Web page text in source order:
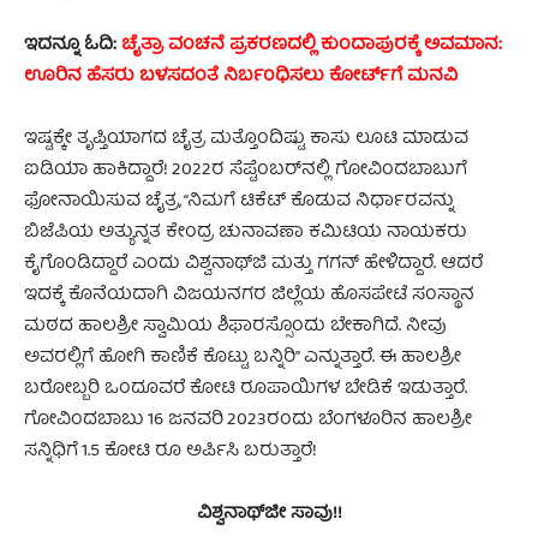
ಇದನ್ನೂ ಓದಿ:ಚೈತ್ರಾ ವಂಚನೆ ಪ್ರಕರಣದಲ್ಲಿ ಕುಂದಾಪುರಕ್ಕೆ ಅವಮಾನ:
ಊರಿನ ಹೆಸರು ಬಳಸದಂತೆ ನಿರ್ಬಂಧಿಸಲು ಕೋರ್ಟ್‌ಗೆ ಮನವಿ
ಇಷ್ಟಕ್ಕೇ ತೃಪ್ತಿಯಾಗದ ಚೈತ್ರ ಮತ್ತೊಂದಿಷ್ಟು ಕಾಸು ಲೂಟಿ ಮಾಡುವ
ಐಡಿಯಾ ಹಾಕಿದ್ದಾರೆ! 2022ರ ಸೆಪ್ಟೆಂಬರ್‌ನಲ್ಲಿ ಗೋವಿಂದಬಾಬುಗೆ
ಫೋನಾಯಿಸುವ ಚೈತ್ರ, “ನಿಮಗೆ ಟಿಕೆಟ್ ಕೊಡುವ ನಿರ್ಧಾರವನ್ನು
ಬಿಜೆಪಿಯ ಅತ್ಯುನ್ನತ ಕೇಂದ್ರ ಚುನಾವಣಾ ಕಮಿಟಿಯ ನಾಯಕರು
ಕೈಗೊಂಡಿದ್ದಾರೆ ಎಂದು ವಿಶ್ವನಾಥ್‌ಜಿ ಮತ್ತು ಗಗನ್ ಹೇಳಿದ್ದಾರೆ. ಆದರೆ
ಇದಕ್ಕೆ ಕೊನೆಯದಾಗಿ ವಿಜಯನಗರ ಜಿಲ್ಲೆಯ ಹೊಸಪೇಟೆ ಸಂಸ್ಥಾನ
ಮಠದ ಹಾಲಶ್ರೀ ಸ್ವಾಮಿಯ ಶಿಫಾರಸ್ಸೊಂದು ಬೇಕಾಗಿದೆ. ನೀವು
ಅವರಲ್ಲಿಗೆ ಹೋಗಿ ಕಾಣಿಕೆ ಕೊಟ್ಟು ಬನ್ನಿರಿ” ಎನ್ನುತ್ತಾರೆ. ಈ ಹಾಲಶ್ರೀ
ಬರೋಬ್ಬರಿ ಒಂದೂವರೆ ಕೋಟಿ ರೂಪಾಯಿಗಳ ಬೇಡಿಕೆ ಇಡುತ್ತಾರೆ.
ಗೋವಿಂದಬಾಬು 16 ಜನವರಿ 2023ರಂದು ಬೆಂಗಳೂರಿನ ಹಾಲಶ್ರೀ
ಸನ್ನಿಧಿಗೆ 1.5 ಕೋಟಿ ರೂ ಅರ್ಪಿಸಿ ಬರುತ್ತಾರೆ!
ವಿಶ್ವನಾಥ್‌ಜೀ ಸಾವು!!